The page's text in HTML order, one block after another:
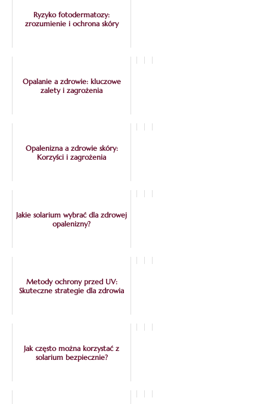
Ryzyko fotodermatozy:
zrozumienie i ochrona skóry
Opalanie a zdrowie: kluczowe
zalety i zagrożenia
Opalenizna a zdrowie skóry:
Korzyści i zagrożenia
Jakie solarium wybrać dla zdrowej
opalenizny?
Metody ochrony przed UV:
Skuteczne strategie dla zdrowia
Jak często można korzystać z
solarium bezpiecznie?